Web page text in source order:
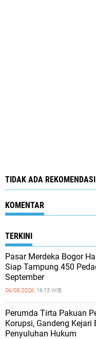
TIDAK ADA REKOMENDASI
KOMENTAR
TERKINI
Pasar Merdeka Bogor
Siap Tampung 450
September
06/08/2026, 16:13 WIB
Perumda Tirta Pakuan
Korupsi, Gandeng Kejari
Penyuluhan Hukum